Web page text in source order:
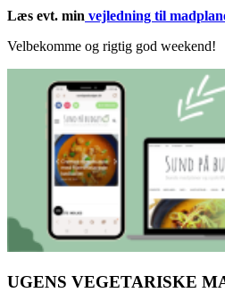
Læs evt. min vejledning til
Velbekomme og rigtig god weekend!
UGENS VEGETARISKE